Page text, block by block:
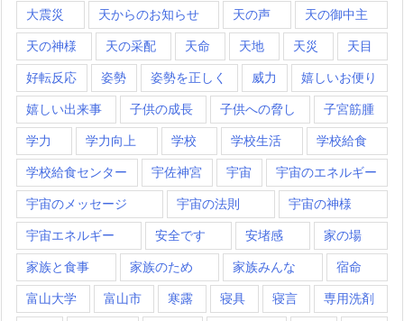
大震災 天からのお知らせ 天の声 天の御中主
天の神様 天の采配 天命 天地 天災 天目
好転反応 姿勢 姿勢を正しく 威力 嬉しいお便り
嬉しい出来事 子供の成長 子供への脅し 子宮筋腫
学力 学力向上 学校 学校生活 学校給食
学校給食センター 宇佐神宮 宇宙 宇宙のエネルギー
宇宙のメッセージ 宇宙の法則 宇宙の神様
宇宙エネルギー 安全です 安堵感 家の場
家族と食事 家族のため 家族みんな 宿命
富山大学 富山市 寒露 寝具 寝言 専用洗剤